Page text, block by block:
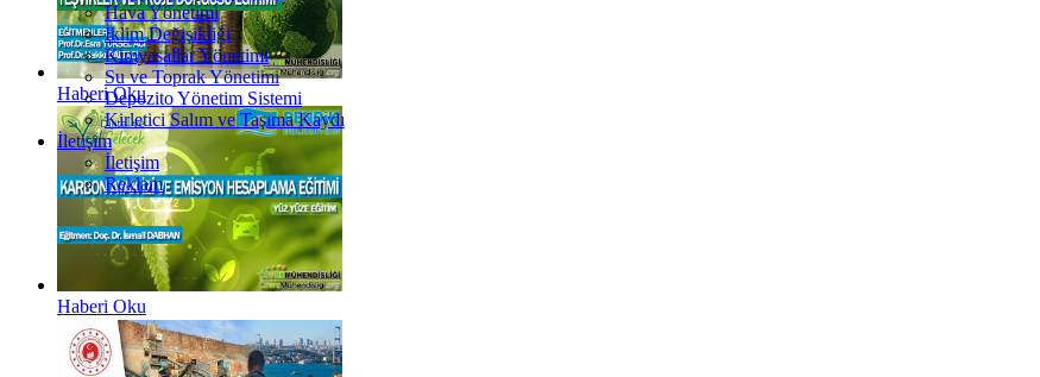
Haberi Oku
Haberi Oku
Hava Yönetimi
İklim Değişikliği
Kimyasallar Yönetimi
Su ve Toprak Yönetimi
Depozito Yönetim Sistemi
Kirletici Salım ve Taşıma Kaydı
İletişim
İletişim
Reklam